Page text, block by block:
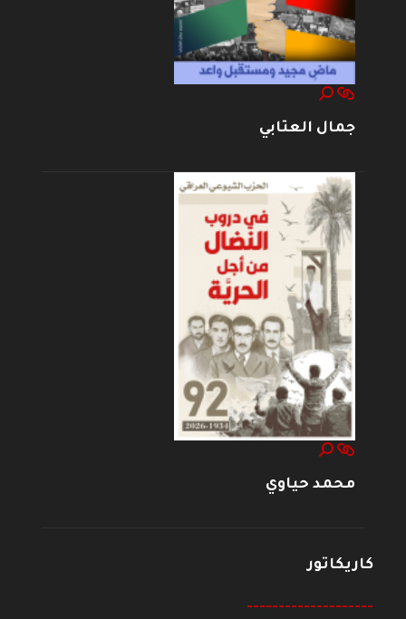
جمال العتابي
محمد حياوي
كاريكاتور
--------------------